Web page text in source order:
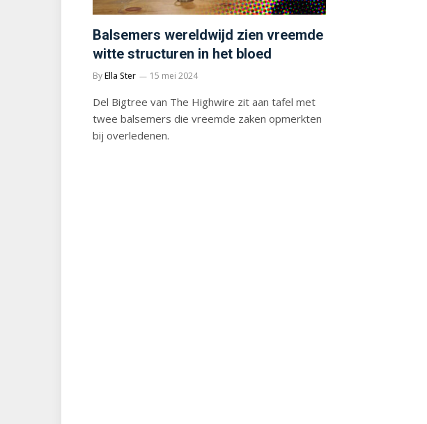
Balsemers wereldwijd zien vreemde
witte structuren in het bloed
ByElla Ster 15 mei 2024
Del Bigtree van The Highwire zit aan tafel met
twee balsemers die vreemde zaken opmerkten
bij overledenen.